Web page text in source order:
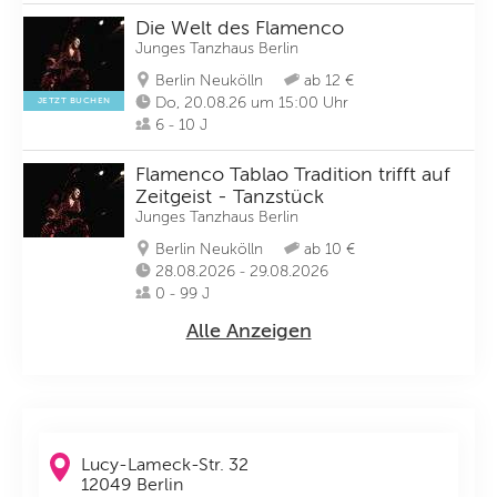
JETZT BUCHEN
Die Welt des Flamenco
Junges Tanzhaus Berlin
Berlin Neukölln
ab 12 €
Do, 20.08.26 um 15:00 Uhr
6 - 10 J
Flamenco Tablao Tradition trifft auf
Zeitgeist - Tanzstück
Junges Tanzhaus Berlin
Berlin Neukölln
ab 10 €
28.08.2026 - 29.08.2026
0 - 99 J
Alle Anzeigen
Lucy-Lameck-Str. 32
12049 Berlin